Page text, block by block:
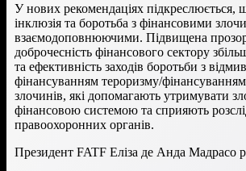
У нових рекомендаціях підкреслюється,
інклюзія та боротьба з фінансовими
взаємодоповнюючими. Підвищена
доброчесність фінансового сектору
та ефективність заходів боротьби з
фінансуванням тероризму/
злочинів, які допомагають утримувати
фінансовою системою та сприяють
правоохоронних органів.
Президент FATF Еліза де Анда Мадрасо